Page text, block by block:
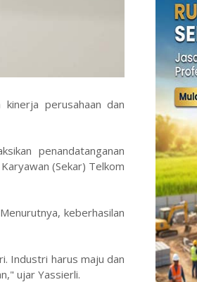
perusahaan dan
penandatanganan
(Sekar) Telkom
keberhasilan
Industri harus maju dan
ujar Yassierli.